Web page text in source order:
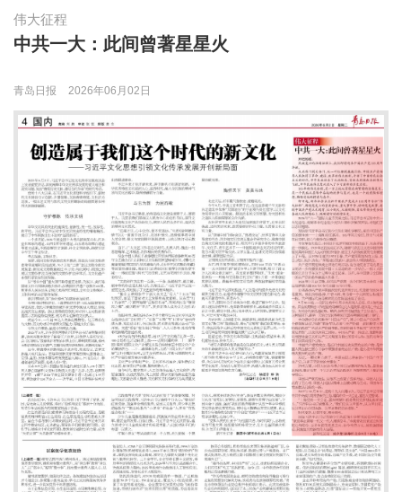
伟大征程
中共一大：此间曾著星星火
青岛日报 2026年06月02日